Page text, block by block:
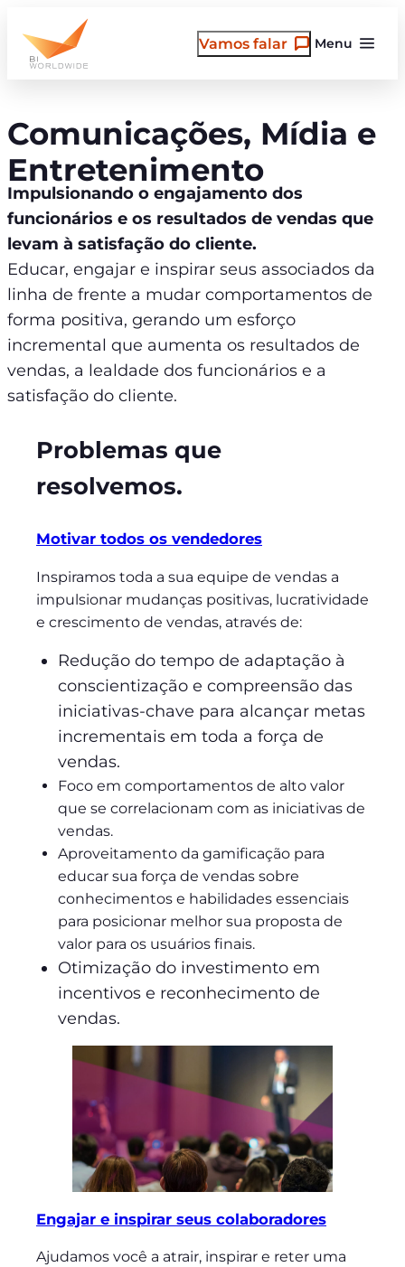
para
Menu
Vamos falar
Comunicações, Mídia e
Entretenimento
Impulsionando o engajamento dos
funcionários e os resultados de vendas que
levam à satisfação do cliente.
Educar, engajar e inspirar seus associados da
linha de frente a mudar comportamentos de
forma positiva, gerando um esforço
incremental que aumenta os resultados de
vendas, a lealdade dos funcionários e a
satisfação do cliente.
Problemas que
resolvemos.
Motivar todos os vendedores
Inspiramos toda a sua equipe de vendas a
impulsionar mudanças positivas, lucratividade
e crescimento de vendas, através de:
Redução do tempo de adaptação à
conscientização e compreensão das
iniciativas-chave para alcançar metas
incrementais em toda a força de
vendas.
Foco em comportamentos de alto valor
que se correlacionam com as iniciativas de
vendas.
Aproveitamento da gamificação para
educar sua força de vendas sobre
conhecimentos e habilidades essenciais
para posicionar melhor sua proposta de
valor para os usuários finais.
Otimização do investimento em
incentivos e reconhecimento de
vendas.
Engajar e inspirar seus colaboradores
Ajudamos você a atrair, inspirar e reter uma